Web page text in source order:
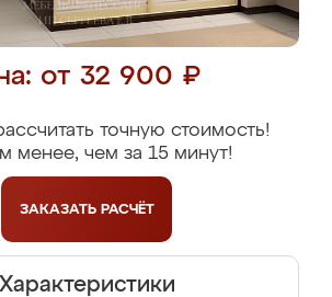
от 32 900 ₽
точную стоимость!
менее, чем за 15 минут!
ЗАКАЗАТЬ РАСЧЁТ
Характеристики